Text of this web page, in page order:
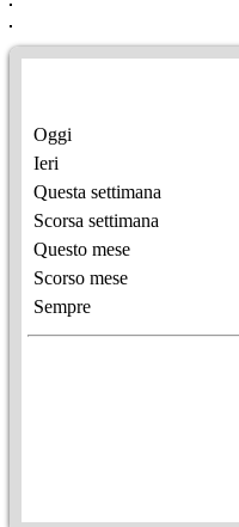
Oggi
Ieri
Questa settimana
Scorsa settimana
Questo mese
Scorso mese
Sempre